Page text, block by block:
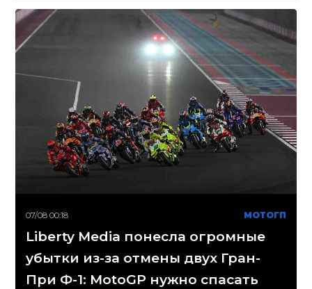
07/08 00:18 МОТОГП
Liberty Media понесла огромные
убытки из-за отмены двух Гран-
При Ф-1: MotoGP нужно спасать